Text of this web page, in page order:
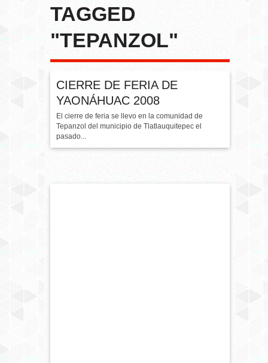
TAGGED
"TEPANZOL"
CIERRE DE FERIA DE
YAONÁHUAC 2008
El cierre de feria se llevo en la comunidad de
Tepanzol del municipio de Tlatlauquitepec el
pasado...